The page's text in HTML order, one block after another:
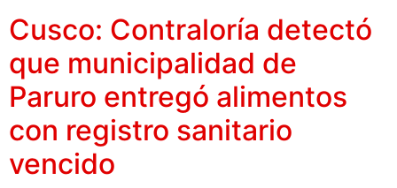
Cusco: Contraloría detectó
que municipalidad de
Paruro entregó alimentos
con registro sanitario
vencido